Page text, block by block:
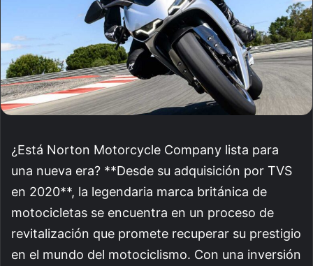
¿Está Norton Motorcycle Company lista para
una nueva era? **Desde su adquisición por TVS
en 2020**, la legendaria marca británica de
motocicletas se encuentra en un proceso de
revitalización que promete recuperar su prestigio
en el mundo del motociclismo. Con una inversión